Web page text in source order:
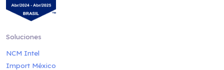
Soluciones
NCM Intel
Import México